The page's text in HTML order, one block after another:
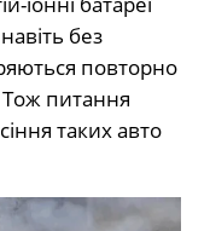
без
повторно
Тож питання
таких авто